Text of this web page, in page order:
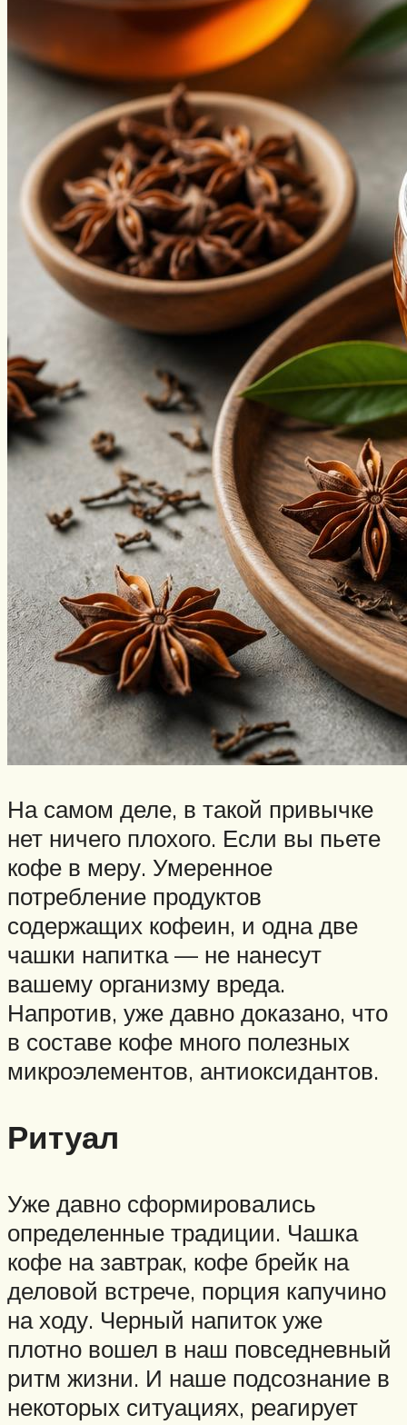
На самом деле, в такой привычке
нет ничего плохого. Если вы пьете
кофе в меру. Умеренное
потребление продуктов
содержащих кофеин, и одна две
чашки напитка — не нанесут
вашему организму вреда.
Напротив, уже давно доказано, что
в составе кофе много полезных
микроэлементов, антиоксидантов.
Ритуал
Уже давно сформировались
определенные традиции. Чашка
кофе на завтрак, кофе брейк на
деловой встрече, порция капучино
на ходу. Черный напиток уже
плотно вошел в наш повседневный
ритм жизни. И наше подсознание в
некоторых ситуациях, реагирует